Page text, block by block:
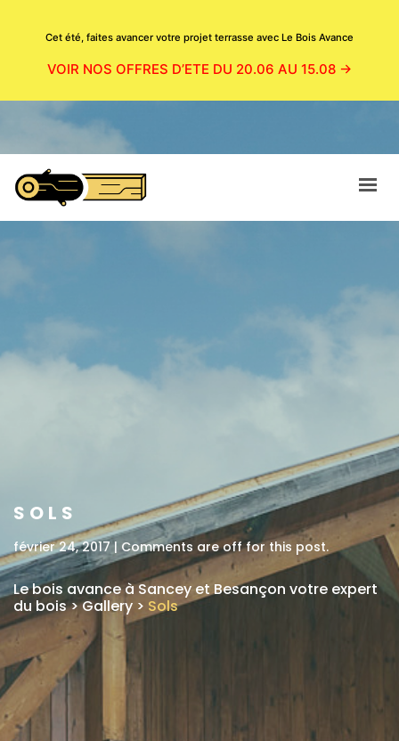
Cet été, faites avancer votre projet terrasse avec Le Bois Avance
VOIR NOS OFFRES D’ETE DU 20.06 AU 15.08 →
ACCUEIL
MAGASIN
CONTACT
SOLS
février 24, 2017 | Comments are off for this post.
Le bois avance à Sancey et Besançon votre expert
du bois>Gallery > Sols